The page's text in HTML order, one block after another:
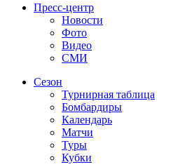
Пресс-центр
Новости
Фото
Видео
СМИ
Сезон
Турнирная таблица
Бомбардиры
Календарь
Матчи
Туры
Кубки